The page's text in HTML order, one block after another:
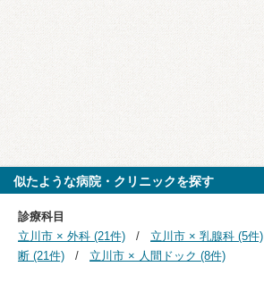
似たような病院・クリニックを探す
診療科目
立川市 × 外科 (21件)
立川市 × 乳腺科 (5件)
断 (21件)
立川市 × 人間ドック (8件)